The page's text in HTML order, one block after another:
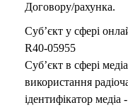
Договору/рахунка.
Суб’єкт у сфері
R40-05955
Суб’єкт в сфері
використання
ідентифікатор медіа